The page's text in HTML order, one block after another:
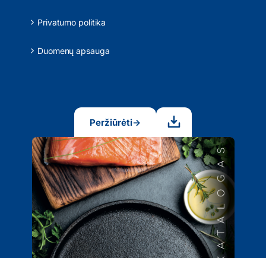
Privatumo politika
Duomenų apsauga
Peržiūrėti→